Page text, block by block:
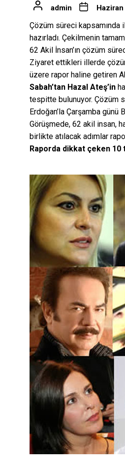
admin
Çözüm süreci kapsamında
hazırladı. Çekilmenin
62 Akil İnsan’ın çözüm
Ziyaret ettikleri illerde
üzere rapor haline getiren
Sabah’tan Hazal Ateş’in
tespitte bulunuyor. Çözüm
Erdoğan’la Çarşamba günü
Görüşmede, 62 akil insan,
birlikte atılacak adımlar
Raporda dikkat çeken 10